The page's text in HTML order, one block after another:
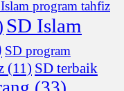
program tahfiz
SD Islam
SD program
(11) SD terbaik